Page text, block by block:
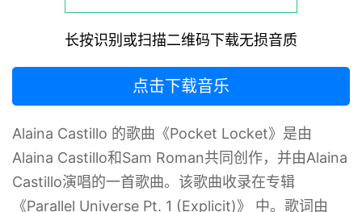
长按识别或扫描二维码下载无损音质
点击下载音乐
Alaina Castillo 的歌曲《Pocket Locket》‌是由
Alaina Castillo和Sam Roman共同创作，并由Alaina
Castillo演唱的一首歌曲。该歌曲收录在专辑
《Parallel Universe Pt. 1 (Explicit)》 中。歌词由